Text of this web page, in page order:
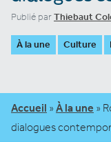
Publié parThiebaut
À la une Culture
Accueil » À la une »
dialogues